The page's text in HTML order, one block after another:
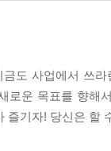
문가 김가희
일 쉽다
대한 기업으로
도 사업에서 쓰
로운 목표를 향
즐기자! 당신은 할